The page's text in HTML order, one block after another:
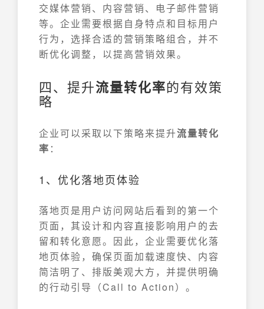
交媒体营销、内容营销、电子邮件营销
等。企业需要根据自身特点和目标用户
行为，选择合适的营销策略组合，并不
断优化调整，以提高营销效果。
四、提升流量转化率的有效策
略
企业可以采取以下策略来提升流量转化
率 ：
1、优化落地页体验
落地页是用户访问网站后看到的第一个
页面，其设计和内容直接影响用户的去
留和转化意愿。因此，企业需要优化落
地页体验，确保页面加载速度快、内容
简洁明了、排版美观大方，并提供明确
的行动引导（Call to Action）。